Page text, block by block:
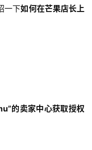
一下如何在芒果店长上
的卖家中心获取授权